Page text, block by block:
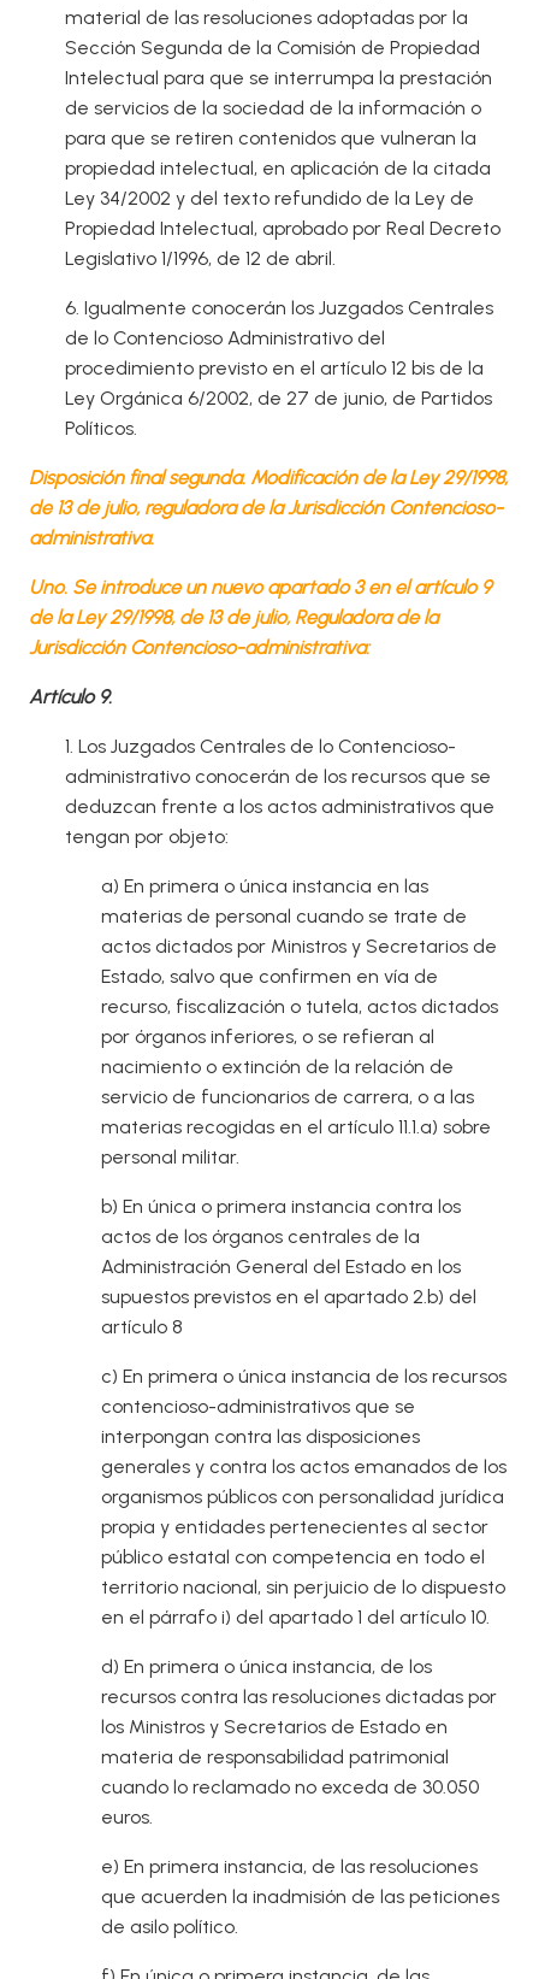
material de las resoluciones adoptadas por la
Sección Segunda de la Comisión de Propiedad
Intelectual para que se interrumpa la prestación
de servicios de la sociedad de la información o
para que se retiren contenidos que vulneran la
propiedad intelectual, en aplicación de la citada
Ley 34/2002 y del texto refundido de la Ley de
Propiedad Intelectual, aprobado por Real Decreto
Legislativo 1/1996, de 12 de abril.
6. Igualmente conocerán los Juzgados Centrales
de lo Contencioso Administrativo del
procedimiento previsto en el artículo 12 bis de la
Ley Orgánica 6/2002, de 27 de junio, de Partidos
Políticos.
Disposición final segunda. Modificación de la Ley 29/1998,
de 13 de julio, reguladora de la Jurisdicción Contencioso-
administrativa.
Uno. Se introduce un nuevo apartado 3 en el artículo 9
de la Ley 29/1998, de 13 de julio, Reguladora de la
Jurisdicción Contencioso-administrativa:
Artículo 9.
1. Los Juzgados Centrales de lo Contencioso-
administrativo conocerán de los recursos que se
deduzcan frente a los actos administrativos que
tengan por objeto:
a) En primera o única instancia en las
materias de personal cuando se trate de
actos dictados por Ministros y Secretarios de
Estado, salvo que confirmen en vía de
recurso, fiscalización o tutela, actos dictados
por órganos inferiores, o se refieran al
nacimiento o extinción de la relación de
servicio de funcionarios de carrera, o a las
materias recogidas en el artículo 11.1.a) sobre
personal militar.
b) En única o primera instancia contra los
actos de los órganos centrales de la
Administración General del Estado en los
supuestos previstos en el apartado 2.b) del
artículo 8
c) En primera o única instancia de los recursos
contencioso-administrativos que se
interpongan contra las disposiciones
generales y contra los actos emanados de los
organismos públicos con personalidad jurídica
propia y entidades pertenecientes al sector
público estatal con competencia en todo el
territorio nacional, sin perjuicio de lo dispuesto
en el párrafo i) del apartado 1 del artículo 10.
d) En primera o única instancia, de los
recursos contra las resoluciones dictadas por
los Ministros y Secretarios de Estado en
materia de responsabilidad patrimonial
cuando lo reclamado no exceda de 30.050
euros.
e) En primera instancia, de las resoluciones
que acuerden la inadmisión de las peticiones
de asilo político.